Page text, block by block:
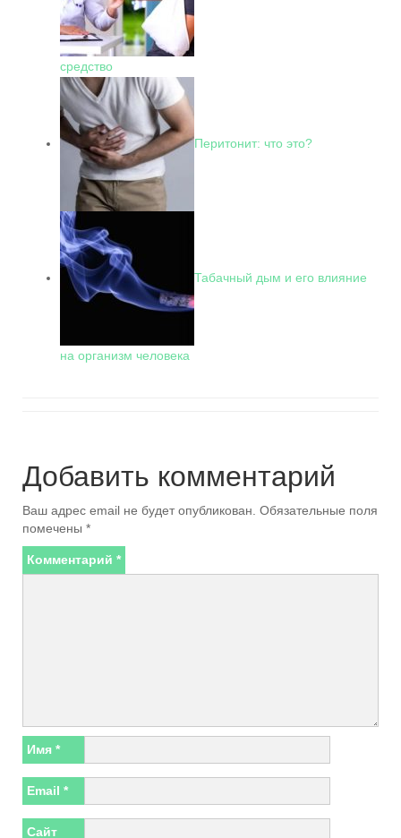
средство
Перитонит: что это?
Табачный дым и его влияние
на организм человека
Добавить комментарий
Ваш адрес email не будет опубликован. Обязательные поля
помечены *
Комментарий *
Имя *
Email *
Сайт